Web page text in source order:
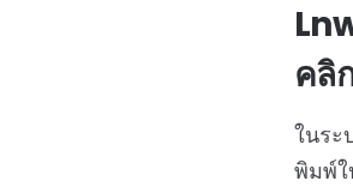
คลิ
ในระ
พิมพ์ใ